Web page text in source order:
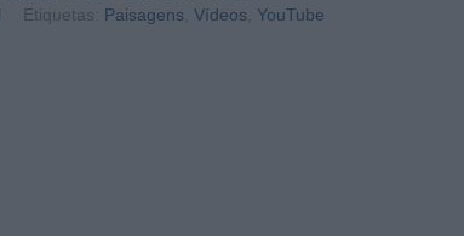
Etiquetas: Paisagens Vídeos YouTube